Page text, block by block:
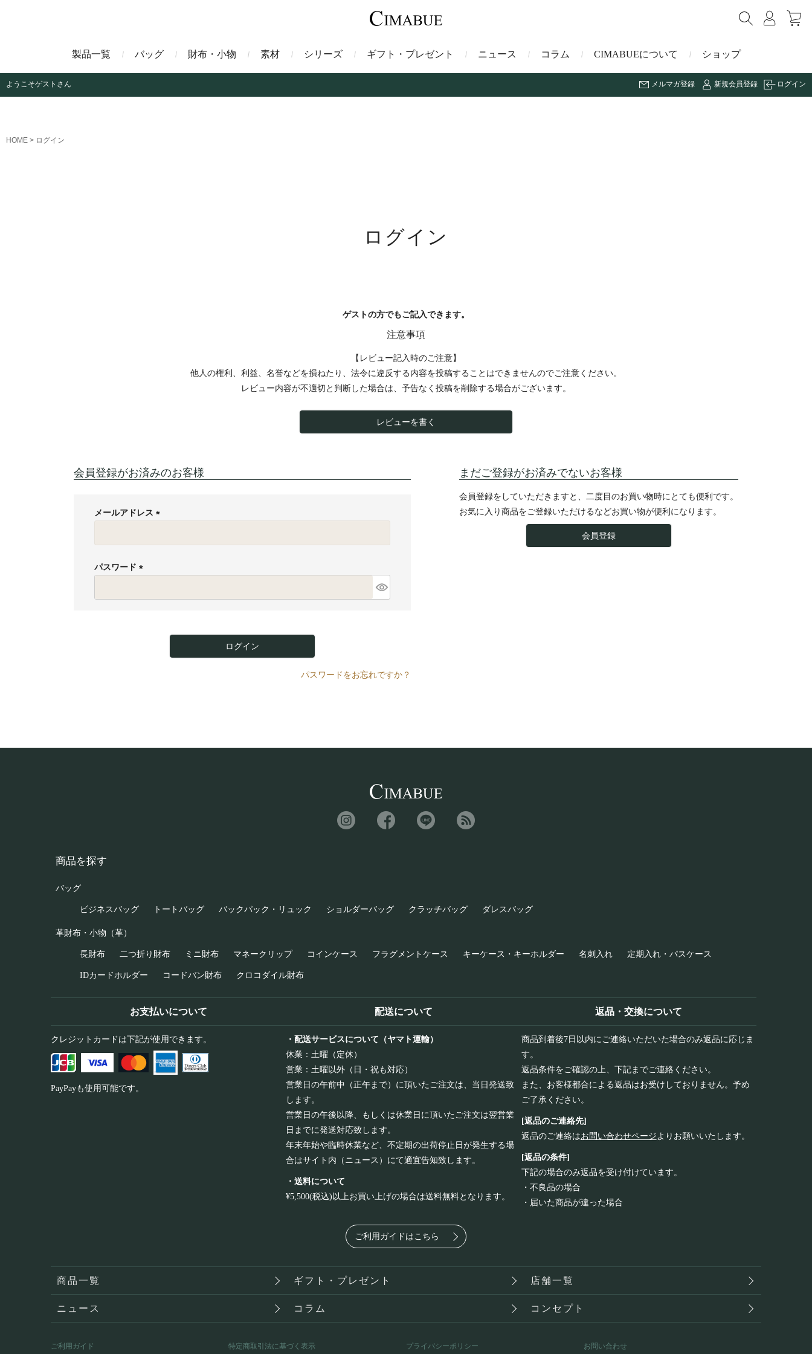
製品一覧 バッグ
ビジネスバッグ トートバッグ バックパック・リュック ショルダーバッグ
財布・小物
長財布 ミドルウォレット 二つ折り財布 ミニ財布
素材 シリーズ
アニリンコードバン エレファント ガルーシャ サベル マルゴー
ブレルノ
ギフト・プレゼント ニュース コラム CIMABUEについて ショップ
ようこそゲストさん メルマガ登録 新規会員登録 ログイン
HOME ログイン
ログイン
ゲストの方でもご記入できます。
注意事項
【レビュー記入時のご注意】
他人の権利、利益、名誉などを損ねたり、法令に違反する内容を投稿することはできませんのでご注意ください。
レビュー内容が不適切と判断した場合は、予告なく投稿を削除する場合がございます。
レビューを書く
会員登録がお済みのお客様
メールアドレス
必
)
パスワード
必
ログイン
パスワードをお忘れですか？
まだご登録がお済みでないお客様
会員登録をしていただきますと、二度目のお買い物時にとても便利です。
お気に入り商品をご登録いただけるなどお買い物が便利になります。
会員登録
商品を探す
バッグ
ビジネスバッグ トートバッグ バックパック・リュック ショルダーバッグ クラッチバッグ ダレスバッグ
革財布・小物（革）
長財布 二つ折り財布 ミニ財布 マネークリップ コインケース フラグメントケース キーケース・キーホルダー 名刺入れ 定期入れ・パスケース
IDカードホルダー コードバン財布 クロコダイル財布
お支払いについて
クレジットカードは下記が使用できます。
PayPayも使用可能です。
配送について
・配送サービスについて（ヤマト運輸）
休業：土曜（定休）
営業：土曜以外（日・祝も対応）
営業日の午前中（正午まで）に頂いたご注文は、当日発送致
します。
営業日の午後以降、もしくは休業日に頂いたご注文は翌営業
日までに発送対応致します。
年末年始や臨時休業など、不定期の出荷停止日が発生する場
合はサイト内（ニュース）にて適宜告知致します。
・送料について
¥5,500(税込)以上お買い上げの場合は送料無料となります。
返品・交換について
商品到着後7日以内にご連絡いただいた場合のみ返品に応じま
す。
返品条件をご確認の上、下記までご連絡ください。
また、お客様都合による返品はお受けしておりません。予め
ご了承ください。
[返品のご連絡先]
返品のご連絡はお問い合わせページよりお願いいたします。
[返品の条件]
下記の場合のみ返品を受け付けています。
・不良品の場合
・届いた商品が違った場合
ご利用ガイドはこちら
商品一覧 ギフト・プレゼント 店舗一覧
ニュース コラム コンセプト
ご利用ガイド 特定商取引法に基づく表示 プライバシーポリシー お問い合わせ